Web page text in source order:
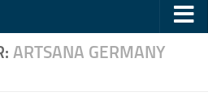
ARTSANA GERMANY